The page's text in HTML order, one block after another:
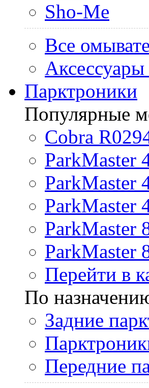
Sho-Me
Все
Аксессуары
Парктроники
Популярные
Cobra
ParkMaster
ParkMaster
ParkMaster
ParkMaster
ParkMaster
Перейти в
По
Задние
Передние